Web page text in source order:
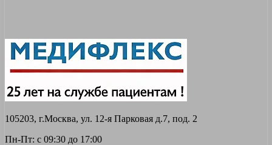
105203, г.Москва, ул. 12-я Парковая д.7, под. 2
Пн-Пт: с 09:30 до 17:00